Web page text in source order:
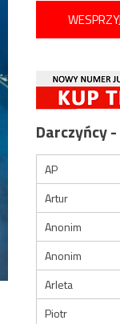
Darczyńcy
AP
Artur
Anonim
Anonim
Arleta
Piotr